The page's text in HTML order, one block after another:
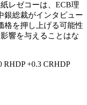
紙レゼコーは、ECB理
銀総裁がインタビュー
格を押し上げる可能性
響を与えることはな
+0.3 CRHDP